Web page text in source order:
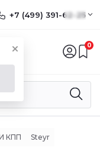
+7 (499) 391-62-25
0
КПП Steyr